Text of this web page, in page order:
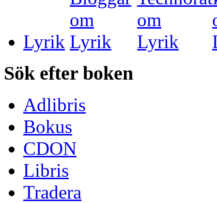
Lyrik
Sök efter boken
Adlibris
Bokus
CDON
Libris
Tradera